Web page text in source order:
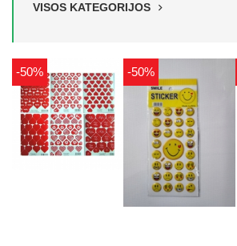
VISOS KATEGORIJOS
-50% -50%